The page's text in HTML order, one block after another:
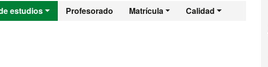
estudios Profesorado Matrícula Calidad
de la Antigüedad